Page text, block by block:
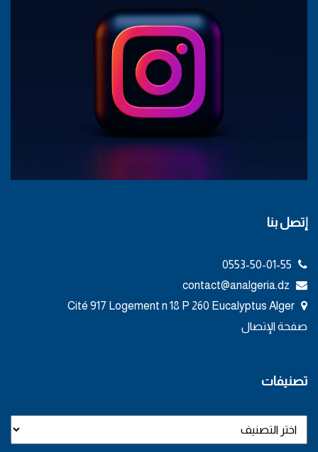
إتصل بنا
صفحة الإتصال
تصنيفات